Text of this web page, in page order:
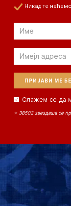
Никад те
Email
Email
Слажем се да
⭐ 38502 звездаша се